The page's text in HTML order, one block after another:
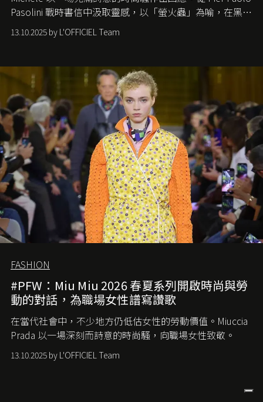
Pasolini 戰時書信中汲取靈感，以「螢火蟲」為喻，在黑暗
中找尋希望的微光。
13.10.2025 by L'OFFICIEL Team
FASHION
#PFW：Miu Miu 2026 春夏系列開啟時尚與勞
動的對話，為職場女性譜寫讚歌
在當代社會中，不少地方仍低估女性的勞動價值。 Miuccia
Prada 以一場深刻而詩意的時尚騷，向職場女性致敬。
13.10.2025 by L'OFFICIEL Team